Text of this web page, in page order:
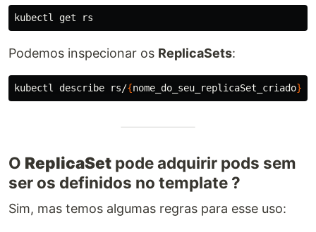
Podemos inspecionar os ReplicaSets:
kubectl describe rs/{nome_do_seu_replicaSet_criado}
O ReplicaSet pode adquirir pods sem
ser os definidos no template ?
Sim, mas temos algumas regras para esse uso: